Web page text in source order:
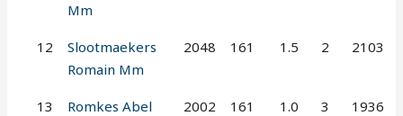
Mm
12
Slootmaekers
Romain Mm
2048 161 1.5 2 2103
13
Romkes Abel
2002 161 1.0 3 1936